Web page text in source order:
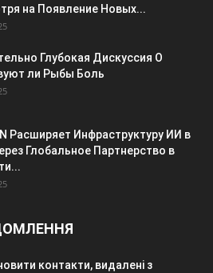
на Появление Новых...
Глубокая Дискуссия О
ли Рыбы Боль
Расширяет Инфраструктуру ИИ в
Глобальное Партнерство в
контакти, видалені з